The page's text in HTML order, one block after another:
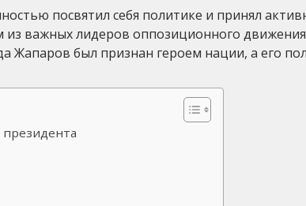
посвятил себя политике и принял
важных лидеров оппозиционного
Жапаров был признан героем нации, а его